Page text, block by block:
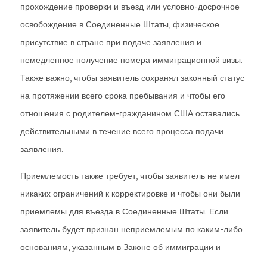
прохождение проверки и въезд или условно-досрочное
освобождение в Соединенные Штаты, физическое
присутствие в стране при подаче заявления и
немедленное получение номера иммиграционной визы.
Также важно, чтобы заявитель сохранял законный статус
на протяжении всего срока пребывания и чтобы его
отношения с родителем-гражданином США оставались
действительными в течение всего процесса подачи
заявления.
Приемлемость также требует, чтобы заявитель не имел
никаких ограничений к корректировке и чтобы они были
приемлемы для въезда в Соединенные Штаты. Если
заявитель будет признан неприемлемым по каким-либо
основаниям, указанным в Законе об иммиграции и